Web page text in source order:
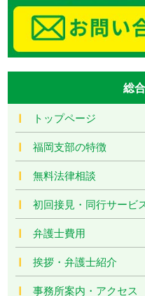
総
トップページ
福岡支部の特徴
無料法律相談
初回接見・同行サービ
弁護士費用
挨拶・弁護士紹介
事務所案内・アクセス